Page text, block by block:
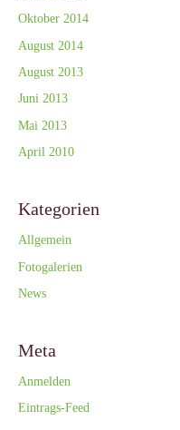
Oktober 2014
August 2014
August 2013
Juni 2013
Mai 2013
April 2010
Kategorien
Allgemein
Fotogalerien
News
Meta
Anmelden
Eintrags-Feed